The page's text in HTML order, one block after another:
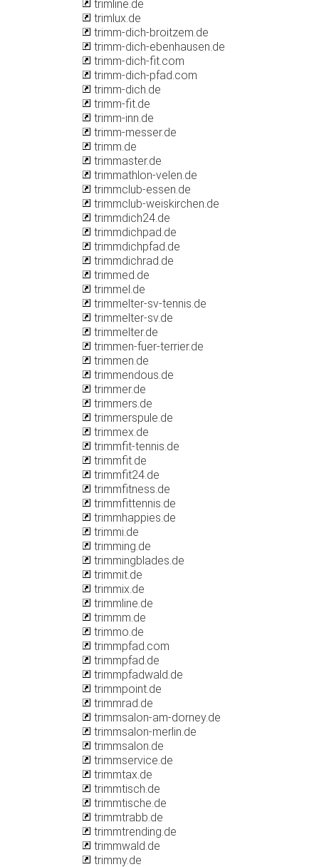
trimline.de
trimlux.de
trimm-dich-broitzem.de
trimm-dich-ebenhausen.de
trimm-dich-fit.com
trimm-dich-pfad.com
trimm-dich.de
trimm-fit.de
trimm-inn.de
trimm-messer.de
trimm.de
trimmaster.de
trimmathlon-velen.de
trimmclub-essen.de
trimmclub-weiskirchen.de
trimmdich24.de
trimmdichpad.de
trimmdichpfad.de
trimmdichrad.de
trimmed.de
trimmel.de
trimmelter-sv-tennis.de
trimmelter-sv.de
trimmelter.de
trimmen-fuer-terrier.de
trimmen.de
trimmendous.de
trimmer.de
trimmers.de
trimmerspule.de
trimmex.de
trimmfit-tennis.de
trimmfit.de
trimmfit24.de
trimmfitness.de
trimmfittennis.de
trimmhappies.de
trimmi.de
trimming.de
trimmingblades.de
trimmit.de
trimmix.de
trimmline.de
trimmm.de
trimmo.de
trimmpfad.com
trimmpfad.de
trimmpfadwald.de
trimmpoint.de
trimmrad.de
trimmsalon-am-dorney.de
trimmsalon-merlin.de
trimmsalon.de
trimmservice.de
trimmtax.de
trimmtisch.de
trimmtische.de
trimmtrabb.de
trimmtrending.de
trimmwald.de
trimmy.de